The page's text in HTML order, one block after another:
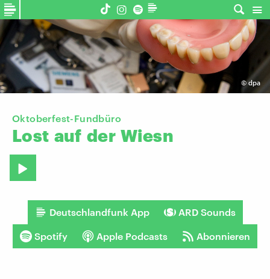
©dpa
Oktoberfest-Fundbüro
Lost auf der Wiesn
Deutschlandfunk App ARD Sounds
Spotify Apple Podcasts Abonnieren